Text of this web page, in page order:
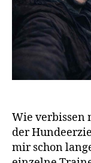
Wie verbissen
der
mir schon